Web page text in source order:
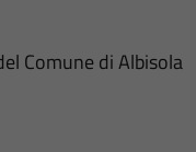
Comune di Albisola